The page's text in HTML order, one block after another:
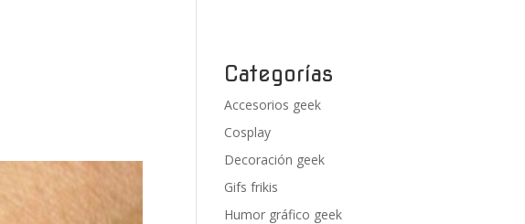
Categorías
Accesorios geek
Cosplay
Decoración geek
Gifs frikis
Humor gráfico geek